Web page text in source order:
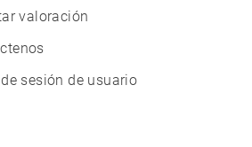
valoración
sesión de usuario